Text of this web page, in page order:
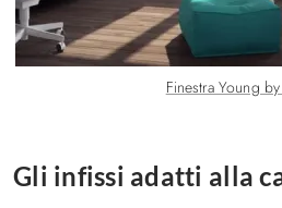
Finestra Young
Gli infissi adatti alla